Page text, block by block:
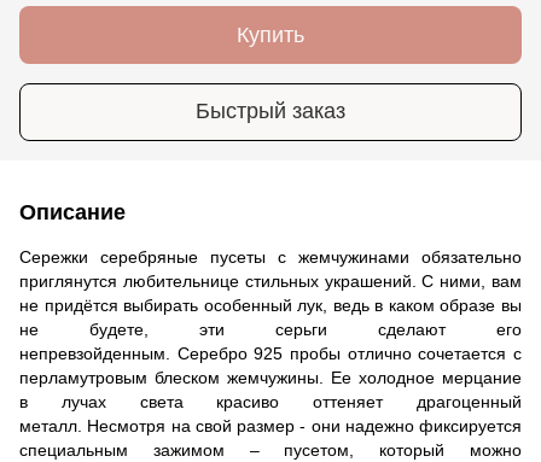
Купить
Быстрый заказ
Описание
Сережки серебряные пусеты с жемчужинами обязательно
приглянутся любительнице стильных украшений. С ними, вам
не придётся выбирать особенный лук, ведь в каком образе вы
не будете, эти серьги сделают его
непревзойденным. Серебро 925 пробы отлично сочетается с
перламутровым блеском жемчужины. Ее холодное мерцание
в лучах света красиво оттеняет драгоценный
металл. Несмотря на свой размер - они надежно фиксируется
специальным зажимом – пусетом, который можно